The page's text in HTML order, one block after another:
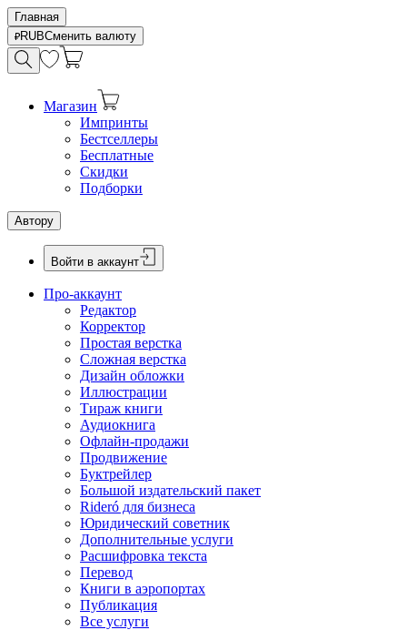
Главная
RUBСменить валюту
Магазин
Импринты
Бестселлеры
Бесплатные
Скидки
Подборки
Автору
Войти в аккаунт
Про-аккаунт
Редактор
Корректор
Простая верстка
Сложная верстка
Дизайн обложки
Иллюстрации
Тираж книги
Аудиокнига
Офлайн-продажи
Продвижение
Буктрейлер
Большой издательский пакет
Rideró для бизнеса
Юридический советник
Дополнительные услуги
Расшифровка текста
Перевод
Книги в аэропортах
Публикация
Все услуги